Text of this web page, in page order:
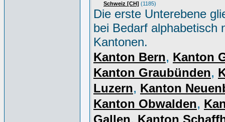
Schweiz [CH] (1185)
Die erste Unterebene
bei Bedarf alphabetisch
Kantonen.
Kanton Bern, Kanton
Kanton Graubünden,
Luzern, Kanton
Kanton Obwalden,
Gallen, Kanton